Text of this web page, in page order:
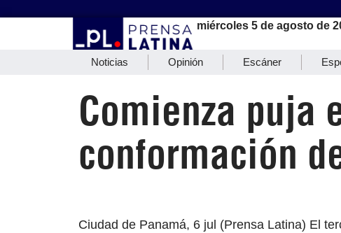
miércoles 5 de agosto de
Noticias Opinión Escáner
Comienza puja
conformación
Ciudad de Panamá, 6 jul (Prensa Latina) El